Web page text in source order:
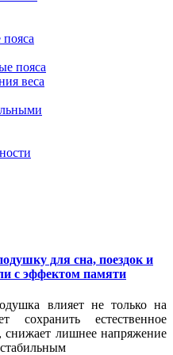
пояса
веса
для сна, поездок и
с эффектом памяти
влияет не только на
естественное
лишнее напряжение